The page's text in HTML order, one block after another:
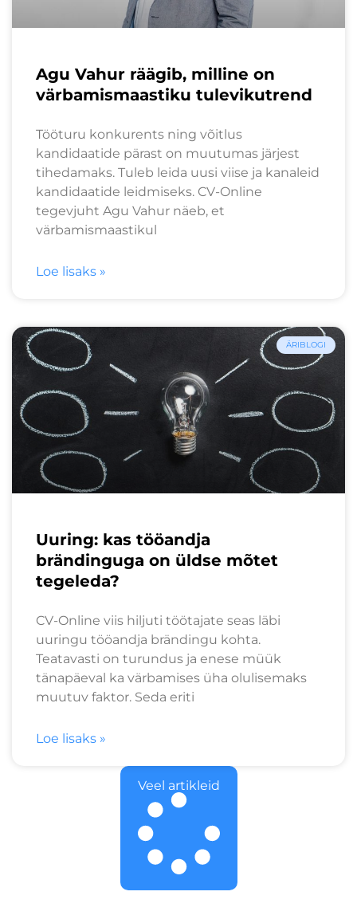
Agu Vahur räägib, milline on
värbamismaastiku tulevikutrend
Tööturu konkurents ning võitlus
kandidaatide pärast on muutumas järjest
tihedamaks. Tuleb leida uusi viise ja kanaleid
kandidaatide leidmiseks. CV-Online
tegevjuht Agu Vahur näeb, et
värbamismaastikul
Loe lisaks »
ÄRIBLOGI
Uuring: kas tööandja
brändinguga on üldse mõtet
tegeleda?
CV-Online viis hiljuti töötajate seas läbi
uuringu tööandja brändingu kohta.
Teatavasti on turundus ja enese müük
tänapäeval ka värbamises üha olulisemaks
muutuv faktor. Seda eriti
Loe lisaks »
Veel artikleid